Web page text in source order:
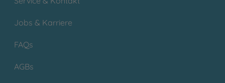
Jobs & Karriere
FAQs
AGBs